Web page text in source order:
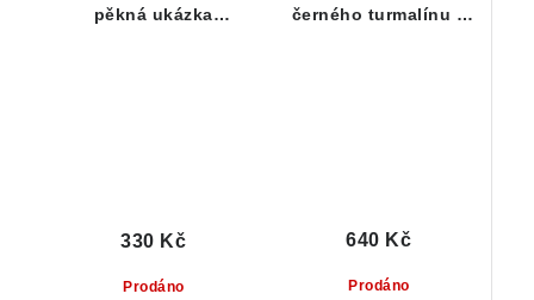
pěkná ukázka
Prodáno
330 Kč
černého turmalínu s
Prodáno
640 Kč